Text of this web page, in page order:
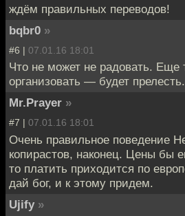
ждём правильных переводов!
bqbr0 »
#6 | 07.01.16 18:01
Что не может не радовать. Еще
организовать — будет прелесть.
Mr.Prayer »
#7 | 07.01.16 18:01
Очень правильное поведение
копирастов, наконец. Цены бы
то платить приходится по
дай бог, и к этому придем.
Ujify »